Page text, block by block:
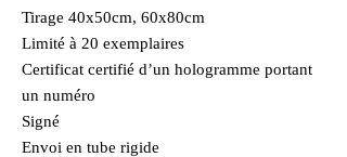
Tirage 40x50cm, 60x80cm
Limité à 20 exemplaires
Certificat certifié d’un hologramme portant
un numéro
Signé
Envoi en tube rigide